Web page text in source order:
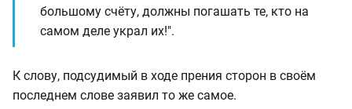
большому счёту, должны погашать те, кто на
самом деле украл их!".
К слову, подсудимый в ходе прения сторон в своём
последнем слове заявил то же самое.